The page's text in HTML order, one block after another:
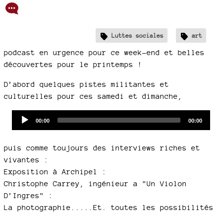
Luttes sociales art
podcast en urgence pour ce week-end et belles
découvertes pour le printemps !
D’abord quelques pistes militantes et
culturelles pour ces samedi et dimanche,
Current
00:00
Total
00:00
puis comme toujours des interviews riches et
vivantes :
Exposition à Archipel :
Christophe Carrey, ingénieur a "Un Violon
D’Ingres" :
La photographie.....Et. toutes les possibilités